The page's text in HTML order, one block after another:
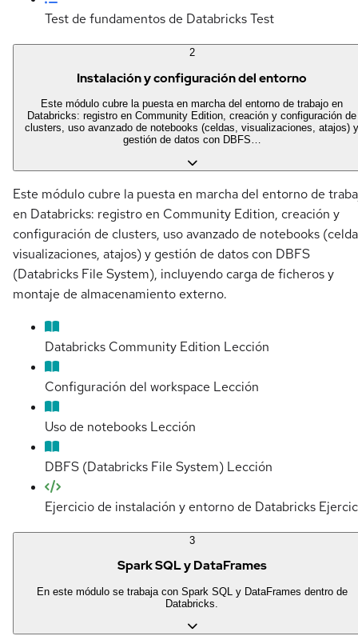
Test de fundamentos de DatabricksTest
2
Instalación y configuración del entorno
Este módulo cubre la puesta en marcha del entorno de trabajo en
Databricks: registro en Community Edition, creación y configuración de
clusters, uso avanzado de notebooks (celdas, visualizaciones, atajos) y
gestión de datos con DBFS…
Este módulo cubre la puesta en marcha del entorno de
en Databricks: registro en Community Edition, creación y
configuración de clusters, uso avanzado de notebooks
visualizaciones, atajos) y gestión de datos con DBFS
(Databricks File System), incluyendo carga de ficheros y
montaje de almacenamiento externo.
Databricks Community Edition Lección
Configuración del workspace Lección
Uso de notebooks Lección
DBFS (Databricks File System) Lección
Ejercicio de instalación y entorno de Databricks
3
Spark SQL y DataFrames
En este módulo se trabaja con Spark SQL y DataFrames dentro de
Databricks.